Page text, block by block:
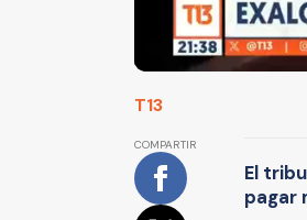
T13
COMPARTIR
El
pagar